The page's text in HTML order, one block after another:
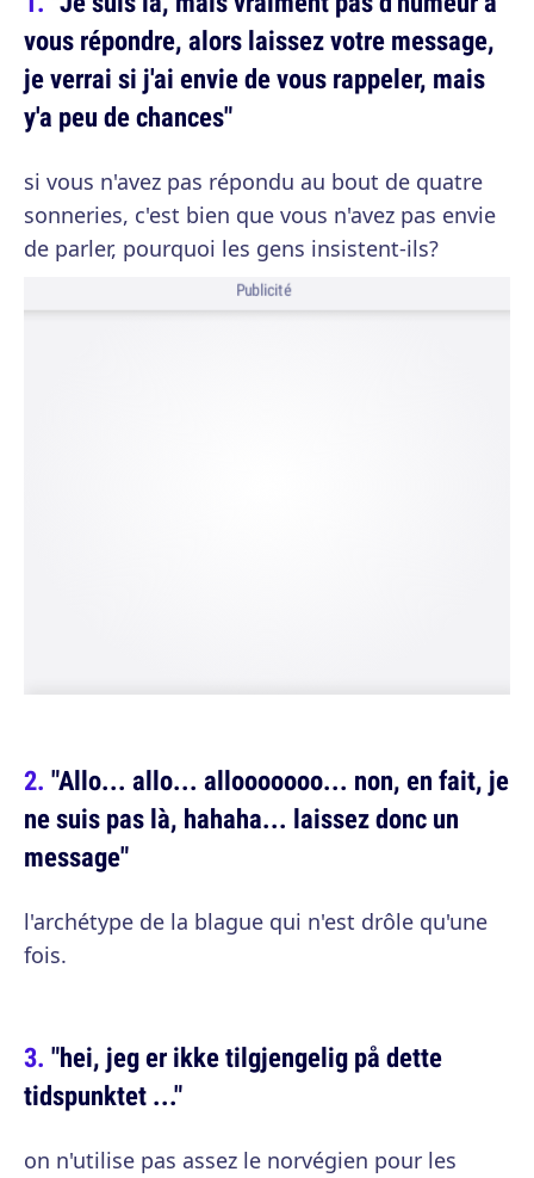
vous répondre, alors laissez votre message,
je verrai si j'ai envie de vous rappeler, mais
y'a peu de chances"
si vous n'avez pas répondu au bout de quatre
sonneries, c'est bien que vous n'avez pas envie
de parler, pourquoi les gens insistent-ils?
Publicité
"Allo... allo... allooooooo... non, en fait, je
ne suis pas là, hahaha... laissez donc un
message"
l'archétype de la blague qui n'est drôle qu'une
fois.
"hei, jeg er ikke tilgjengelig på dette
tidspunktet ..."
on n'utilise pas assez le norvégien pour les